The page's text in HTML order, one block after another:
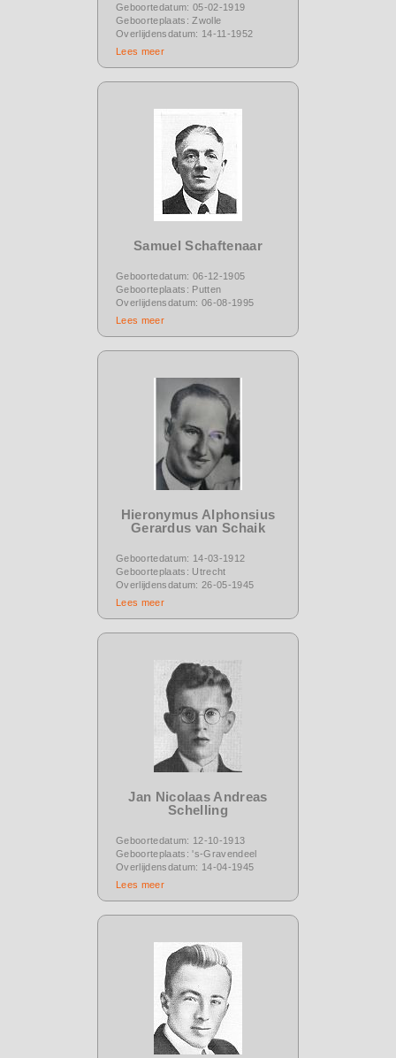
Geboortedatum: 05-02-1919
Geboorteplaats: Zwolle
Overlijdensdatum: 14-11-1952
Lees meer
Samuel Schaftenaar
Geboortedatum: 06-12-1905
Geboorteplaats: Putten
Overlijdensdatum: 06-08-1995
Lees meer
Hieronymus Alphonsius
Gerardus van Schaik
Geboortedatum: 14-03-1912
Geboorteplaats: Utrecht
Overlijdensdatum: 26-05-1945
Lees meer
Jan Nicolaas Andreas
Schelling
Geboortedatum: 12-10-1913
Geboorteplaats: 's-Gravendeel
Overlijdensdatum: 14-04-1945
Lees meer